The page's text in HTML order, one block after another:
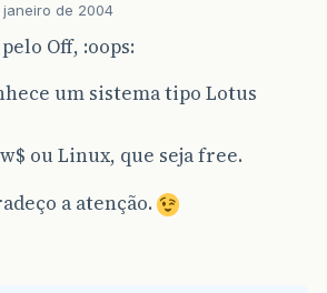
janeiro de 2004
Off, :oops:
um sistema tipo Lotus
ou Linux, que seja free.
a atenção.